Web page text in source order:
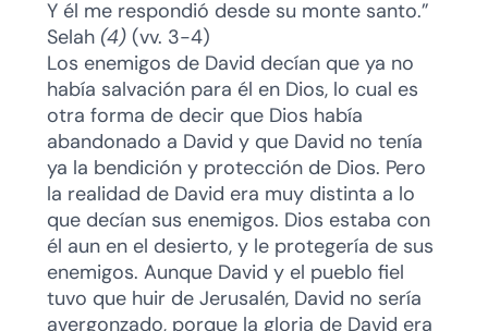
Y él me respondió desde su monte santo.”
Selah (4)(vv. 3-4)
Los enemigos de David decían que ya no
había salvación para él en Dios, lo cual es
otra forma de decir que Dios había
abandonado a David y que David no tenía
ya la bendición y protección de Dios. Pero
la realidad de David era muy distinta a lo
que decían sus enemigos. Dios estaba con
él aun en el desierto, y le protegería de sus
enemigos. Aunque David y el pueblo fiel
tuvo que huir de Jerusalén, David no sería
avergonzado, porque la gloria de David era